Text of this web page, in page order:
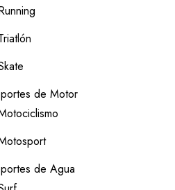
de Motor
de Agua